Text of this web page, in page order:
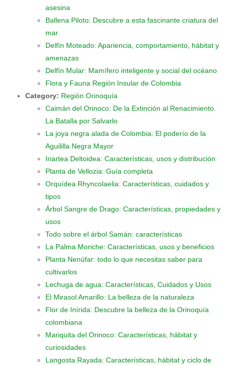
asesina
Ballena Piloto: Descubre a esta fascinante criatura del
mar
Delfín Moteado: Apariencia, comportamiento, hábitat y
amenazas
Delfín Mular: Mamífero inteligente y social del océano
Flora y Fauna Región Insular de Colombia
Category: Región Orinoquía
Caimán del Orinoco: De la Extinción al Renacimiento.
La Batalla por Salvarlo
La joya negra alada de Colombia: El poderío de la
Aguililla Negra Mayor
Iriartea Deltoidea: Características, usos y distribución
Planta de Vellozia: Guía completa
Orquídea Rhyncolaelia: Características, cuidados y
tipos
Árbol Sangre de Drago: Características, propiedades y
usos
Todo sobre el árbol Samán: características
La Palma Moriche: Características, usos y beneficios
Planta Nenúfar: todo lo que necesitas saber para
cultivarlos
Lechuga de agua: Características, Cuidados y Usos
El Mirasol Amarillo: La belleza de la naturaleza
Flor de Inírida: Descubre la belleza de la Orinoquía
colombiana
Mariquita del Orinoco: Características, hábitat y
curiosidades
Langosta Rayada: Características, hábitat y ciclo de